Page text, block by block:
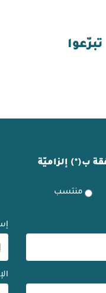
تبرّعوا
ب(*) إلزاميّة
منتسب